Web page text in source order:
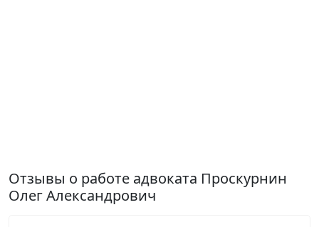
Отзывы о работе адвоката Проскурнин
Олег Александрович